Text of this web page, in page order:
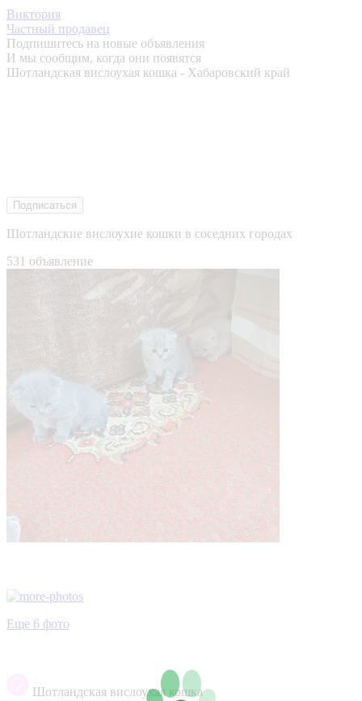
Виктория
Частный продавец
Подпишитесь на новые объявления
И мы сообщим, когда они появятся
Шотландская вислоухая кошка - Хабаровский край
Подписаться
Шотландские вислоухие кошки в соседних городах
531 объявление
Еще 6 фото
Шотландская вислоухая кошка